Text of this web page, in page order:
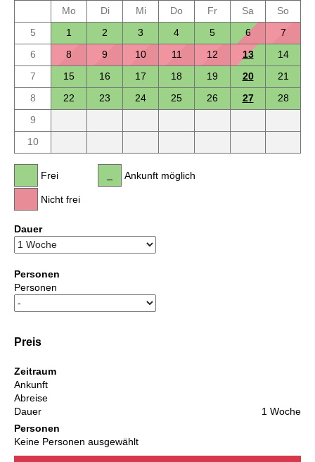
Mo
Di Mi Do Fr Sa
So
5
1 2 3 4 5 6
7
6
8 9 10 11 12 13
14
7
15 16 17 18 19 20
21
8
22 23 24 25 26 27
28
9
10
Frei
Nicht frei
Ankunft möglich
Dauer
Personen
Personen
Preis
Zeitraum
Ankunft
Abreise
Dauer
1 Woche
Personen
Keine Personen ausgewählt